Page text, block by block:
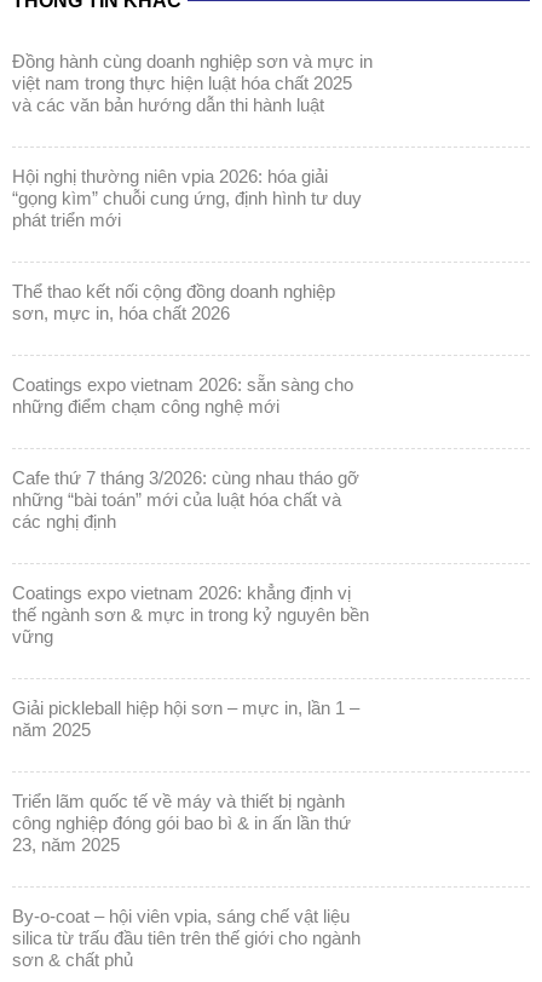
đồng hành cùng doanh nghiệp sơn và mực in
việt nam trong thực hiện luật hóa chất 2025
và các văn bản hướng dẫn thi hành luật
hội nghị thường niên vpia 2026: hóa giải
“gọng kìm” chuỗi cung ứng, định hình tư duy
phát triển mới
thể thao kết nối cộng đồng doanh nghiệp
sơn, mực in, hóa chất 2026
coatings expo vietnam 2026: sẵn sàng cho
những điểm chạm công nghệ mới
cafe thứ 7 tháng 3/2026: cùng nhau tháo gỡ
những “bài toán” mới của luật hóa chất và
các nghị định
coatings expo vietnam 2026: khẳng định vị
thế ngành sơn & mực in trong kỷ nguyên bền
vững
giải pickleball hiệp hội sơn – mực in, lần 1 –
năm 2025
triển lãm quốc tế về máy và thiết bị ngành
công nghiệp đóng gói bao bì & in ấn lần thứ
23, năm 2025
by-o-coat – hội viên vpia, sáng chế vật liệu
silica từ trấu đầu tiên trên thế giới cho ngành
sơn & chất phủ